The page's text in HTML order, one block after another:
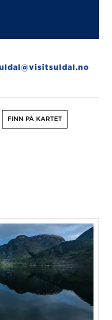
FINN PÅ KARTET